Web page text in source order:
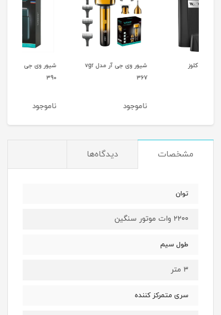
شیور وی جی آر مدل vgr
شیور وی جی آر مدل vgr
مشخصات دیدگاه‌ها
توان
۲۲۰۰ وات موتور سنگین
طول سیم
۳ متر
سری متمرکز کننده